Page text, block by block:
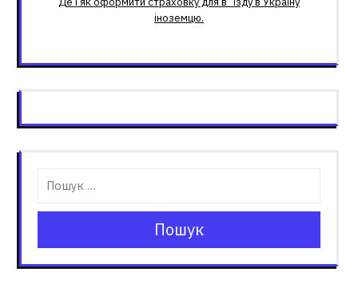
іноземцю.
Пошук